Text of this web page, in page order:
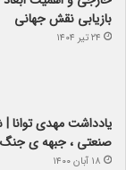
بازیابی نقش جهانی
۲۴ تیر ۱۴۰۴
یادداشت مهدی توانا
صنعتی ، جبهه ی جنگ
۱۸ آبان ۱۴۰۰